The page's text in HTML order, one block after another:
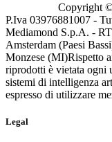
Copyright
P.Iva 03976881007 -
Mediamond S.p.A. -
Amsterdam (Paesi
Monzese (MI)Rispetto
riprodotti è vietata ogni
sistemi di intelligenza
espresso di utilizzare
Legal